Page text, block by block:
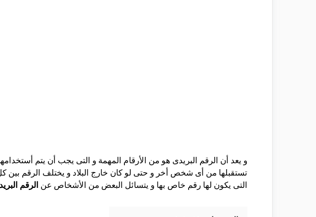
و يعد أن الرقم البريدى هو من الأرقام المهمة و التى يجب أن يتم
تستقبلها من أى شخص أخر و حتى لو كان خارج البلاد و يختلف الرقم بين
التى يكون لها رقم خاص بها و يتسائل البعض من الأشخاص عن الرقم